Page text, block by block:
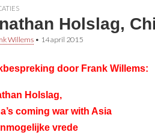
Holslag,
Willems • 14 april 2015
door Frank Willems:
Holslag,
coming war with Asia
vrede